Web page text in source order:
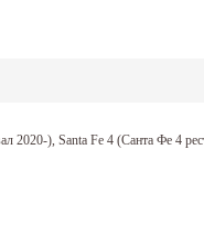
2020-), Santa Fe 4 (Санта Фе 4